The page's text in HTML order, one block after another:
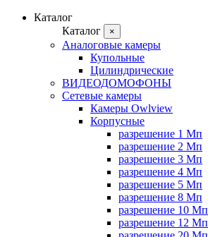
Каталог
Каталог
×
Аналоговые камеры
Купольные
Цилиндрические
ВИДЕОДОМОФОНЫ
Сетевые камеры
Камеры Owlview
Корпусные
разрешение 1 Мп
разрешение 2 Мп
разрешение 3 Мп
разрешение 4 Мп
разрешение 5 Мп
разрешение 8 Мп
разрешение 10 Мп
разрешение 12 Мп